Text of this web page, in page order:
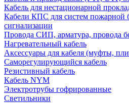
Кабель для нестационарной
Кабели КПС для систем пожарной
сигнализации
Провода СИП, арматура, провода
Нагревательный кабель
Аксессуары для кабеля (муфты,
Саморегулирующийся кабель
Резистивный кабель
Кабель NYM
Электротрубы гофрированные
Светильники